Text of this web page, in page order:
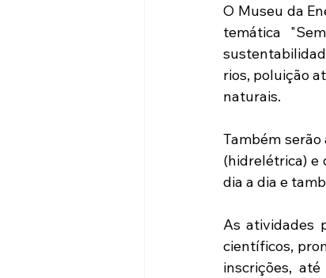
O Museu da
temática
rios, poluição
naturais.
Também
(hidrelétrica) e
dia a dia e
As atividades
científicos,